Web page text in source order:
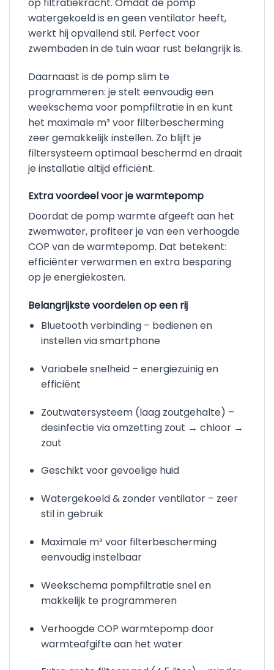
watergekoeld is en geen ventilator heeft,
werkt hij opvallend stil. Perfect voor
zwembaden in de tuin waar rust belangrijk is.
Daarnaast is de pomp slim te
programmeren: je stelt eenvoudig een
weekschema voor pompfiltratie in en kunt
het maximale m³ voor filterbescherming
zeer gemakkelijk instellen. Zo blijft je
filtersysteem optimaal beschermd en draait
je installatie altijd efficiënt.
Extra voordeel voor je warmtepomp
Doordat de pomp warmte afgeeft aan het
zwemwater, profiteer je van een verhoogde
COP van de warmtepomp. Dat betekent:
efficiënter verwarmen en extra besparing
op je energiekosten.
Belangrijkste voordelen op een rij
Bluetooth verbinding – bedienen en
instellen via smartphone
Variabele snelheid – energiezuinig en
efficiënt
Zoutwatersysteem (laag zoutgehalte) –
desinfectie via omzetting zout → chloor →
zout
Geschikt voor gevoelige huid
Watergekoeld & zonder ventilator – zeer
stil in gebruik
Maximale m³ voor filterbescherming
eenvoudig instelbaar
Weekschema pompfiltratie snel en
makkelijk te programmeren
Verhoogde COP warmtepomp door
warmteafgifte aan het water